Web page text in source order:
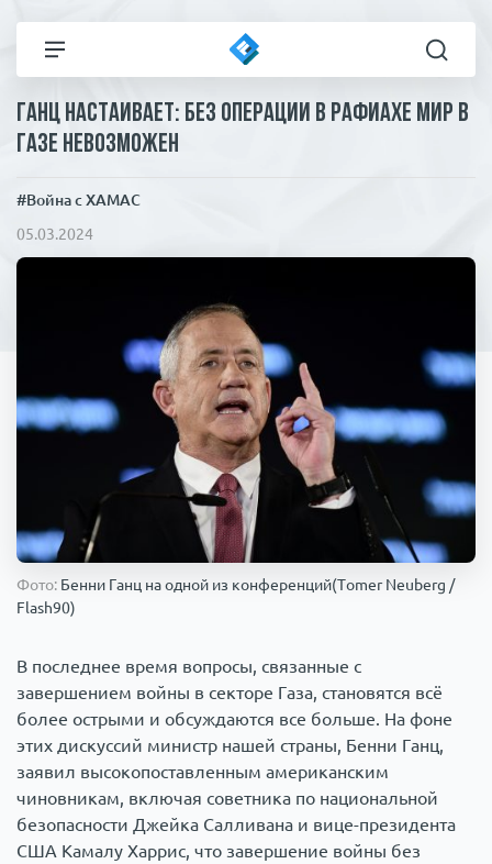
Все новости
Общество
Коронавирус
Происшествия
Армия
Технологии
ЧП И КРИМИНАЛ
1000 мелочей
Ганц настаивает: без операции в Рафиахе мир в
Газе невозможен
#Война с ХАМАС
05.03.2024
Фото: Бенни Ганц на одной из конференций(Tomer Neuberg /
Flash90)
В последнее время вопросы, связанные с
завершением войны в секторе Газа, становятся всё
более острыми и обсуждаются все больше. На фоне
этих дискуссий министр нашей страны, Бенни Ганц,
заявил высокопоставленным американским
чиновникам, включая советника по национальной
безопасности Джейка Салливана и вице-президента
США Камалу Харрис, что завершение войны без